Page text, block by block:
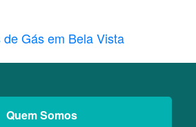
Gás em Bela Vista
Quem Somos